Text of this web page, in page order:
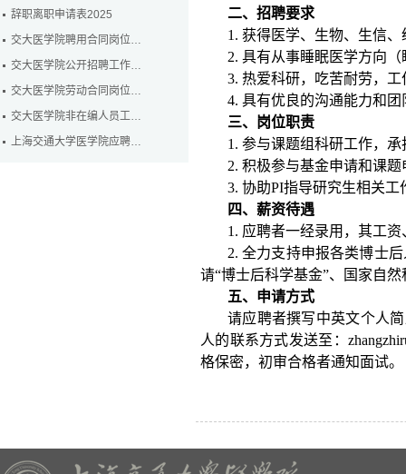
二、招聘要求
1. 获得医学、生物、生信
2. 具有从事睡眠医学方向
3. 热爱科研，吃苦耐劳，
4. 具有优良的沟通能力和团
三、岗位职责
1. 参与课题组科研工作，
2. 积极参与基金申请和课
3. 协助PI指导研究生相关工
四、薪资待遇
1. 应聘者一经录用，其工
2. 全力支持申报各类博士后
请“博士后科学基金”、国家自
五、申请方式
请应聘者撰写中英文个人
人的联系方式发送至：
格保密，初审合格者通知面试。
辞职离职申请表2025
交大医学院聘用合同岗位…
交大医学院公开招聘工作…
交大医学院劳动合同岗位…
交大医学院非在编人员工…
上海交通大学医学院应聘…